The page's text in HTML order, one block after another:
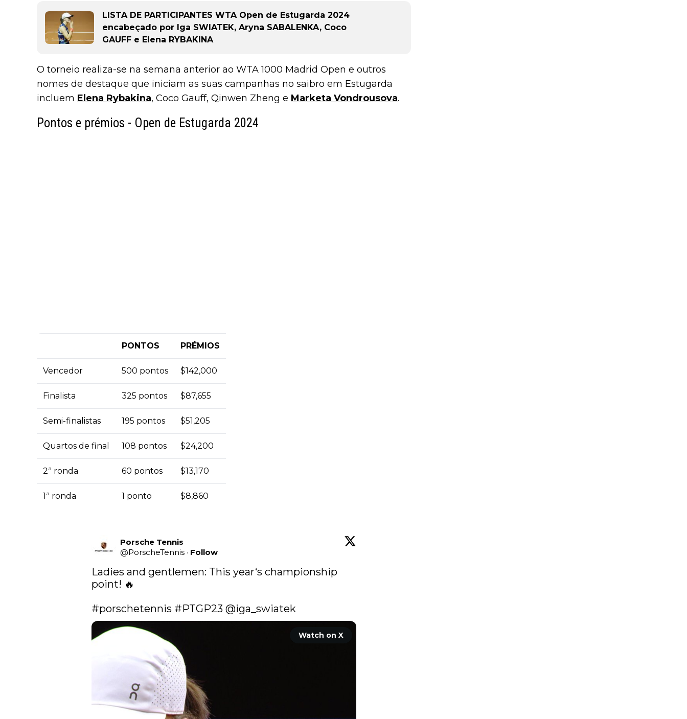
LISTA DE PARTICIPANTES WTA Open de Estugarda 2024
encabeçado por Iga SWIATEK, Aryna SABALENKA, Coco
GAUFF e Elena RYBAKINA
O torneio realiza-se na semana anterior ao WTA 1000 Madrid Open e outros
nomes de destaque que iniciam as suas campanhas no saibro em Estugarda
incluem Elena Rybakina, Coco Gauff, Qinwen Zheng e Marketa Vondrousova.
Pontos e prémios - Open de Estugarda 2024
PONTOS PRÉMIOS
Vencedor 500 pontos $142,000
Finalista 325 pontos $87,655
Semi-finalistas 195 pontos $51,205
Quartos de final 108 pontos $24,200
2ª ronda 60 pontos $13,170
1ª ronda 1 ponto $8,860
Porsche Tennis
@PorscheTennis · Follow
Ladies and gentlemen: This year‘s championship
point! 🔥
#porschetennis #PTGP23 @iga_swiatek
Watch on X